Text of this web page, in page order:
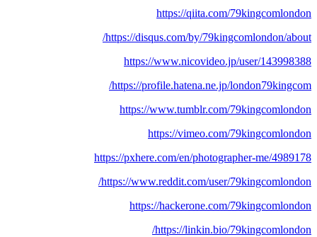
https://qiita.com/79kingcomlondon
https://disqus.com/by/79kingcomlondon/about/
https://www.nicovideo.jp/user/143998388
https://profile.hatena.ne.jp/london79kingcom/
https://www.tumblr.com/79kingcomlondon
https://vimeo.com/79kingcomlondon
https://pxhere.com/en/photographer-me/4989178
https://www.reddit.com/user/79kingcomlondon/
https://hackerone.com/79kingcomlondon
https://linkin.bio/79kingcomlondon/